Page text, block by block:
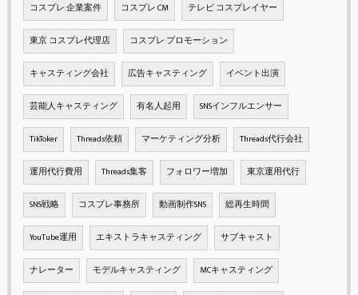
コスプレ 企業案件 コスプレ CM テレビ コスプレイヤー
東京 コスプレ代理店 コスプレ プロモーション
キャスティング会社 広告キャスティング イベント出演
芸能人キャスティング 有名人起用 SNSインフルエンサー
TikToker Threads依頼 マーケティング分析 Threads代行会社
運用代行費用 Threads集客 フォロワー増加 東京運用代行
SNS戦略 コスプレ事務所 動画制作SNS 総再生時間
YouTube運用 エキストラキャスティング サブキャスト
ナレーター モデルキャスティング MCキャスティング